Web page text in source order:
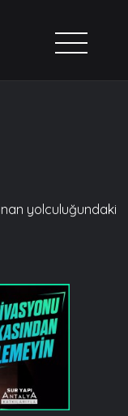
yolculuğundaki